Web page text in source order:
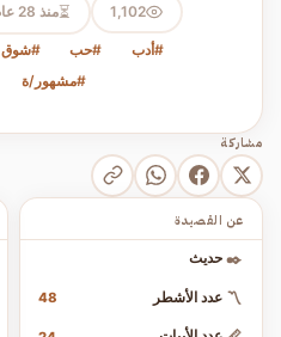
1,102
⏳منذ 28 عام
#أدب #حب #شوق
#مشهور/ة
مشاركة
عن القصيدة
✒️ حديث
〽️ عدد الأشطر 48